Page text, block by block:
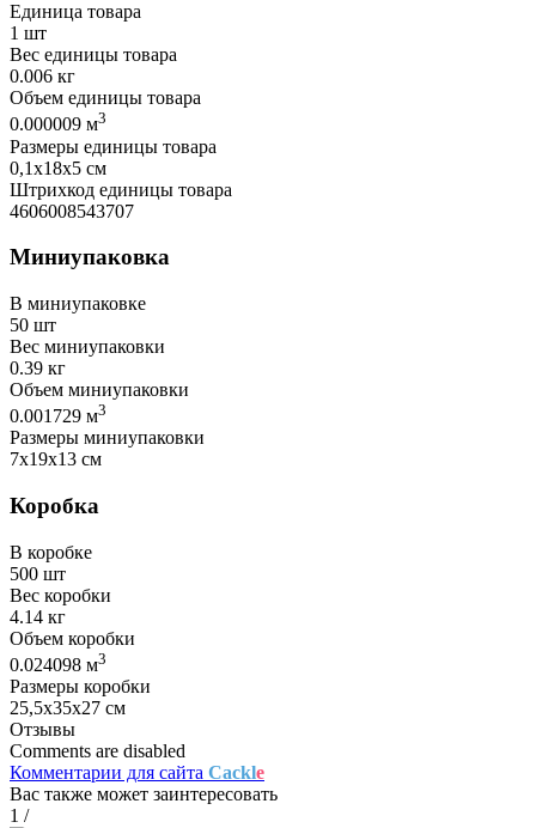
Единица товара
1 шт
Вес единицы товара
0.006 кг
Объем единицы товара
0.000009 м3
Размеры единицы товара
0,1х18х5 см
Штрихкод единицы товара
4606008543707
Миниупаковка
В миниупаковке
50 шт
Вес миниупаковки
0.39 кг
Объем миниупаковки
0.001729 м3
Размеры миниупаковки
7х19х13 см
Коробка
В коробке
500 шт
Вес коробки
4.14 кг
Объем коробки
0.024098 м3
Размеры коробки
25,5х35х27 см
Отзывы
Comments are disabled
Комментарии для сайта Cackle
Вас также может заинтересовать
1 /